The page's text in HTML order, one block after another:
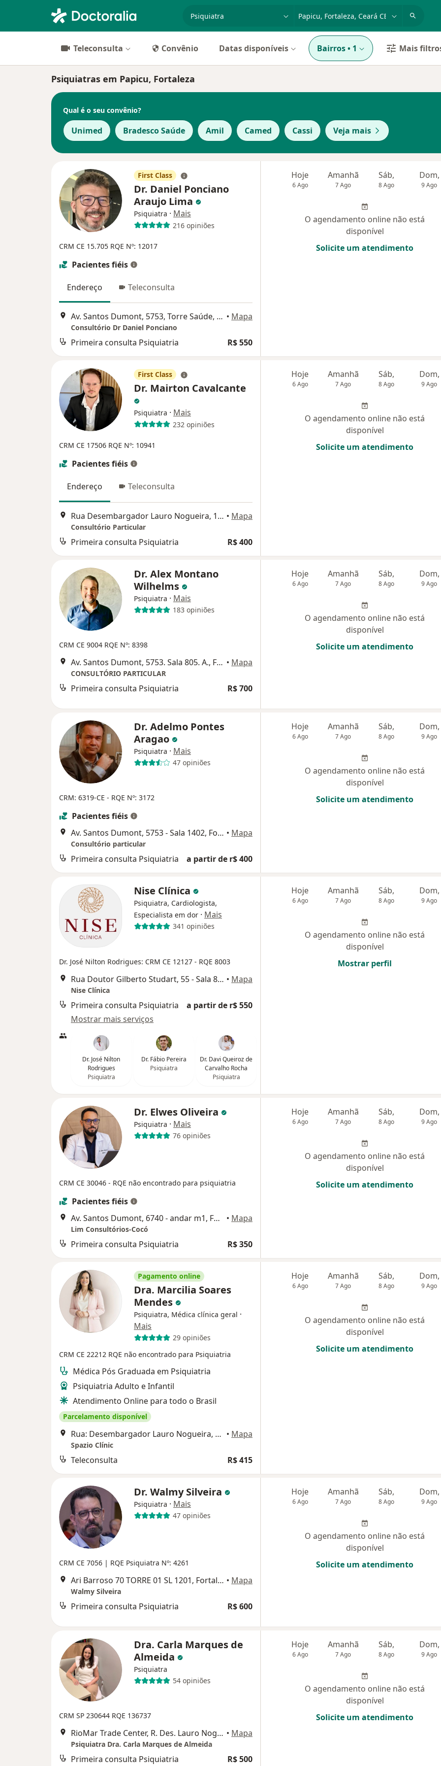
Teleconsulta Convênio Datas disponíveis Bairros• 1 Mais
Psiquiatras em Papicu, Fortaleza
Qual é o seu convênio?
Unimed Bradesco Saúde Amil Camed Cassi Veja mais
First Class
Dr. Daniel Ponciano
Araujo Lima
Psiquiatra · Mais
216 opiniões
CRM CE 15.705 RQE Nº: 12017
Pacientes fiéis
Endereço Teleconsulta
Av. Santos Dumont, 5753, Torre Saúde, sala 1208, Fortaleza • Mapa
Consultório Dr Daniel Ponciano
Primeira consulta Psiquiatria R$ 550
Hoje
6 Ago
Amanhã
7 Ago
Sáb,
8 Ago
Dom,
9 Ago
O agendamento online não está
disponível
Solicite um atendimento
First Class
Dr. Mairton Cavalcante
Psiquiatra · Mais
232 opiniões
CRM CE 17506 RQE Nº: 10941
Pacientes fiéis
Endereço Teleconsulta
Rua Desembargador Lauro Nogueira, 1500. Salas 102 e 103., Fortaleza • Mapa
Consultório Particular
Primeira consulta Psiquiatria R$ 400
Hoje
6 Ago
Amanhã
7 Ago
Sáb,
8 Ago
Dom,
9 Ago
O agendamento online não está
disponível
Solicite um atendimento
Dr. Alex Montano
Wilhelms
Psiquiatra · Mais
183 opiniões
CRM CE 9004 RQE Nº: 8398
Av. Santos Dumont, 5753. Sala 805. A., Fortaleza • Mapa
CONSULTÓRIO PARTICULAR
Primeira consulta Psiquiatria R$ 700
Hoje
6 Ago
Amanhã
7 Ago
Sáb,
8 Ago
Dom,
9 Ago
O agendamento online não está
disponível
Solicite um atendimento
Dr. Adelmo Pontes
Aragao
Psiquiatra · Mais
47 opiniões
CRM: 6319-CE - RQE Nº: 3172
Pacientes fiéis
Av. Santos Dumont, 5753 - Sala 1402, Fortaleza • Mapa
Consultório particular
Primeira consulta Psiquiatria a partir de r$ 400
Hoje
6 Ago
Amanhã
7 Ago
Sáb,
8 Ago
Dom,
9 Ago
O agendamento online não está
disponível
Solicite um atendimento
Nise Clínica
Psiquiatra, Cardiologista,
Especialista em dor · Mais
341 opiniões
Dr. José Nilton Rodrigues: CRM CE 12127 - RQE 8003
Rua Doutor Gilberto Studart, 55 - Sala 805, Fortaleza • Mapa
Nise Clínica
Primeira consulta Psiquiatria
a partir de r$ 550
Mostrar mais serviços
Dr. José Nilton
Rodrigues
Psiquiatra
Dr. Fábio Pereira
Psiquiatra
Dr. Davi Queiroz de
Carvalho Rocha
Psiquiatra
Hoje
6 Ago
Amanhã
7 Ago
Sáb,
8 Ago
Dom,
9 Ago
O agendamento online não está
disponível
Mostrar perfil
Dr. Elwes Oliveira
Psiquiatra · Mais
76 opiniões
CRM CE 30046 - RQE não encontrado para psiquiatria
Pacientes fiéis
Av. Santos Dumont, 6740 - andar m1, Fortaleza
• Mapa
Lim Consultórios-Cocó
Primeira consulta Psiquiatria R$ 350
Hoje
6 Ago
Amanhã
7 Ago
Sáb,
8 Ago
Dom,
9 Ago
O agendamento online não está
disponível
Solicite um atendimento
Pagamento online
Dra. Marcilia Soares
Mendes
Psiquiatra, Médica clínica geral ·
Mais
29 opiniões
CRM CE 22212 RQE não encontrado para Psiquiatria
Médica Pós Graduada em Psiquiatria
Psiquiatria Adulto e Infantil
Atendimento Online para todo o Brasil
Parcelamento disponível
Rua: Desembargador Lauro Nogueira, 1500, Fortaleza • Mapa
Spazio Clínic
Teleconsulta R$ 415
Hoje
6 Ago
Amanhã
7 Ago
Sáb,
8 Ago
Dom,
9 Ago
O agendamento online não está
disponível
Solicite um atendimento
Dr. Walmy Silveira
Psiquiatra · Mais
47 opiniões
CRM CE 7056 | RQE Psiquiatra Nº: 4261
Ari Barroso 70 TORRE 01 SL 1201, Fortaleza • Mapa
Walmy Silveira
Primeira consulta Psiquiatria R$ 600
Hoje
6 Ago
Amanhã
7 Ago
Sáb,
8 Ago
Dom,
9 Ago
O agendamento online não está
disponível
Solicite um atendimento
Dra. Carla Marques de
Almeida
Psiquiatra
54 opiniões
CRM SP 230644 RQE 136737
RioMar Trade Center, R. Des. Lauro Nogueira, - Papicu, Fortaleza - CE, 60176-065, Fortaleza • Mapa
Psiquiatra Dra. Carla Marques de Almeida
Primeira consulta Psiquiatria R$ 500
Hoje
6 Ago
Amanhã
7 Ago
Sáb,
8 Ago
Dom,
9 Ago
O agendamento online não está
disponível
Solicite um atendimento